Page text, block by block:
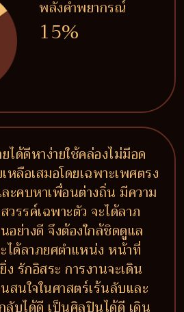
พลังคำพยากรณ์
15%
ด้ดีหาง่ายใช้คล่องไม่มีอด
ลือเสมอโดยเฉพาะเพศตรง
ะคบหาเพื่อนต่างถิ่น มีความ
รรค์เฉพาะตัว จะได้ลาภ
ย่างดี จึงต้องใกล้ชิดดูแล
ได้ลาภยศตำแหน่ง หน้าที่
ง รักอิสระ การงานจะเดิน
สนใจในศาสตร์เร้นลับและ